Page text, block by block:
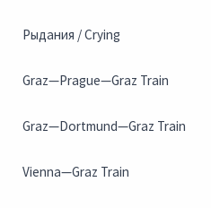
Рыдания / Crying
Graz—Prague—Graz Train
Graz—Dortmund—Graz Train
Vienna—Graz Train